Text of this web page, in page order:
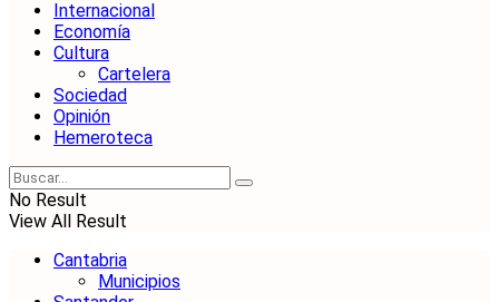
Internacional
Economía
Cultura
Cartelera
Sociedad
Opinión
Hemeroteca
No Result
View All Result
Cantabria
Municipios